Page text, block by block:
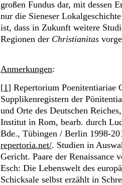
großen Fundus dar, mit dessen
nur die Sieneser
ist, dass in Zukunft weitere
Regionen der Christianitas
Anmerkungen:
[1] Repertorium Poenitentiariae
Supplikenregistern der
und Orte des Deutschen
Institut in Rom, bearb. durch
Bde., Tübingen / Berlin 1998-
repertoria.net/. Studien in
Gericht. Paare der Renaissance
Esch: Die Lebenswelt des
Schicksale selbst erzählt in